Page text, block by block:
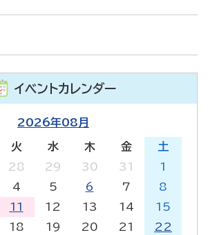
イベントカレンダー
2026年08月
火 水 木 金
土
28 29 30 31
1
4 5 6 7
8
11 12 13 14
15
18 19 20 21
22